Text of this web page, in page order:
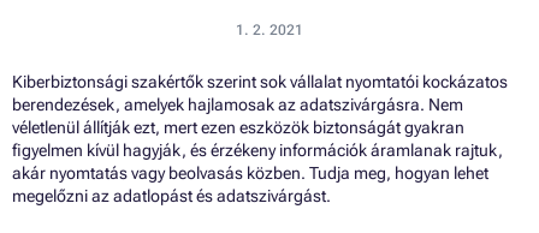
1. 2. 2021
Kiberbiztonsági szakértők szerint sok vállalat nyomtatói kockázatos
berendezések, amelyek hajlamosak az adatszivárgásra. Nem
véletlenül állítják ezt, mert ezen eszközök biztonságát gyakran
figyelmen kívül hagyják, és érzékeny információk áramlanak rajtuk,
akár nyomtatás vagy beolvasás közben. Tudja meg, hogyan lehet
megelőzni az adatlopást és adatszivárgást.